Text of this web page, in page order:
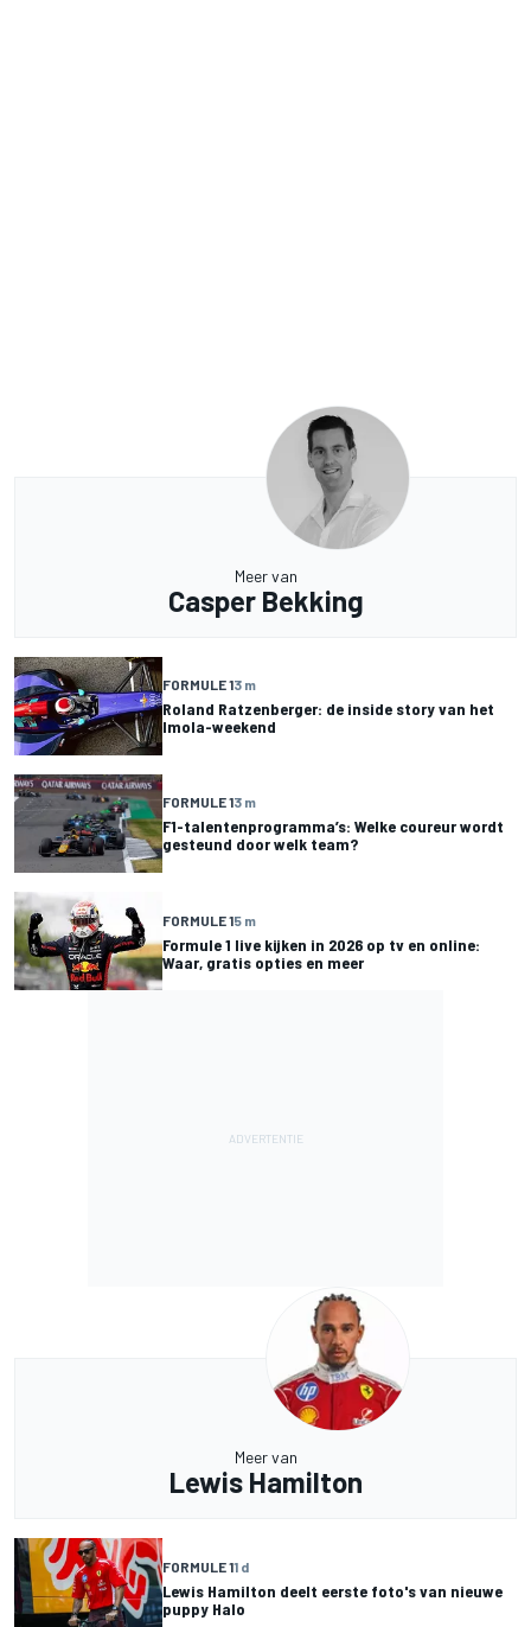
Meer van
Casper Bekking
FORMULE 13 m
Roland Ratzenberger: de inside story van het
Imola-weekend
FORMULE 13 m
F1-talentenprogramma’s: Welke coureur wordt
gesteund door welk team?
FORMULE 15 m
Formule 1 live kijken in 2026 op tv en online:
Waar, gratis opties en meer
Meer van
Lewis Hamilton
FORMULE 11 d
Lewis Hamilton deelt eerste foto's van nieuwe
puppy Halo